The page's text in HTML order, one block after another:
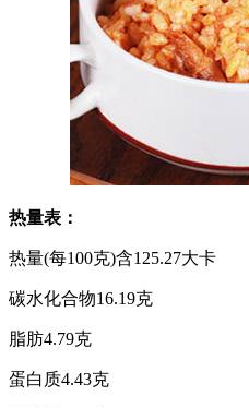
热量表：
热量(每100克)含125.27大卡
碳水化合物16.19克
脂肪4.79克
蛋白质4.43克